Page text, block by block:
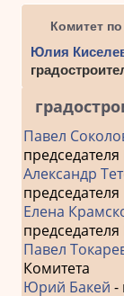
Комитет
Юлия
Павел
Александр
председателя
Елена
Павел
Комитета
Юрий Бакей -